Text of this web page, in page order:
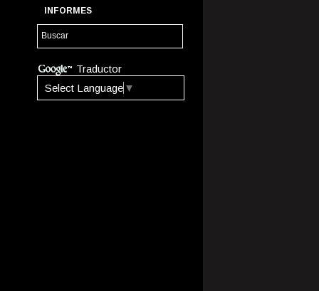
INFORMES
Traductor
Select Language ▼